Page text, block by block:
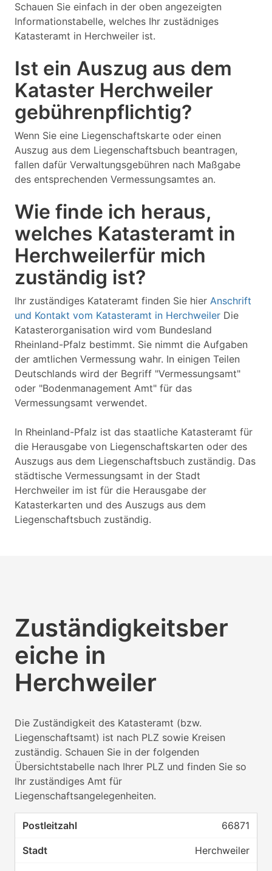
Schauen Sie einfach in der oben angezeigten
Informationstabelle, welches Ihr zustädniges
Katasteramt in Herchweiler ist.
Ist ein Auszug aus dem
Kataster Herchweiler
gebührenpflichtig?
Wenn Sie eine Liegenschaftskarte oder einen
Auszug aus dem Liegenschaftsbuch beantragen,
fallen dafür Verwaltungsgebühren nach Maßgabe
des entsprechenden Vermessungsamtes an.
Wie finde ich heraus,
welches Katasteramt in
Herchweilerfür mich
zuständig ist?
Ihr zuständiges Katateramt finden Sie hier Anschrift
und Kontakt vom Katasteramt in Herchweiler Die
Katasterorganisation wird vom Bundesland
Rheinland-Pfalz bestimmt. Sie nimmt die Aufgaben
der amtlichen Vermessung wahr. In einigen Teilen
Deutschlands wird der Begriff "Vermessungsamt"
oder "Bodenmanagement Amt" für das
Vermessungsamt verwendet.
In Rheinland-Pfalz ist das staatliche Katasteramt für
die Herausgabe von Liegenschaftskarten oder des
Auszugs aus dem Liegenschaftsbuch zuständig. Das
städtische Vermessungsamt in der Stadt
Herchweiler im ist für die Herausgabe der
Katasterkarten und des Auszugs aus dem
Liegenschaftsbuch zuständig.
Zuständigkeitsber
eiche in
Herchweiler
Die Zuständigkeit des Katasteramt (bzw.
Liegenschaftsamt) ist nach PLZ sowie Kreisen
zuständig. Schauen Sie in der folgenden
Übersichtstabelle nach Ihrer PLZ und finden Sie so
Ihr zuständiges Amt für
Liegenschaftsangelegenheiten.
66871
Herchweiler